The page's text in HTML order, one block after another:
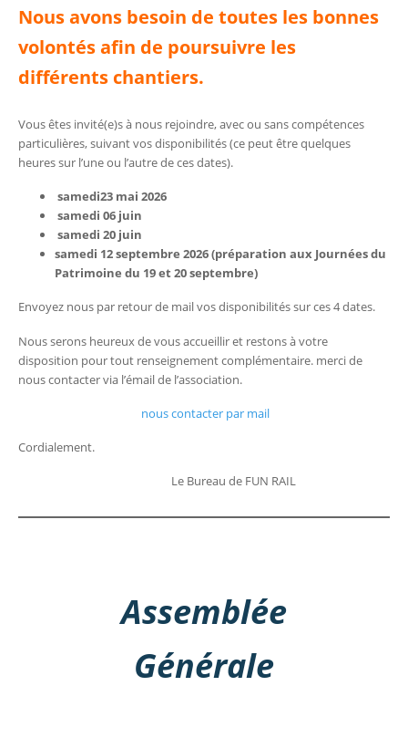
Nous avons besoin de toutes les bonnes
volontés afin de poursuivre les
différents chantiers.
Vous êtes invité(e)s à nous rejoindre, avec ou sans compétences
particulières, suivant vos disponibilités (ce peut être quelques
heures sur l’une ou l’autre de ces dates).
samedi23 mai 2026
samedi 06 juin
samedi 20 juin
samedi 12 septembre 2026 (préparation aux Journées du
Patrimoine du 19 et 20 septembre)
Envoyez nous par retour de mail vos disponibilités sur ces 4 dates.
Nous serons heureux de vous accueillir et restons à votre
disposition pour tout renseignement complémentaire. merci de
nous contacter via l’émail de l’association.
nous contacter par mail
Cordialement.
Le Bureau de FUN RAIL
Assemblée
Générale